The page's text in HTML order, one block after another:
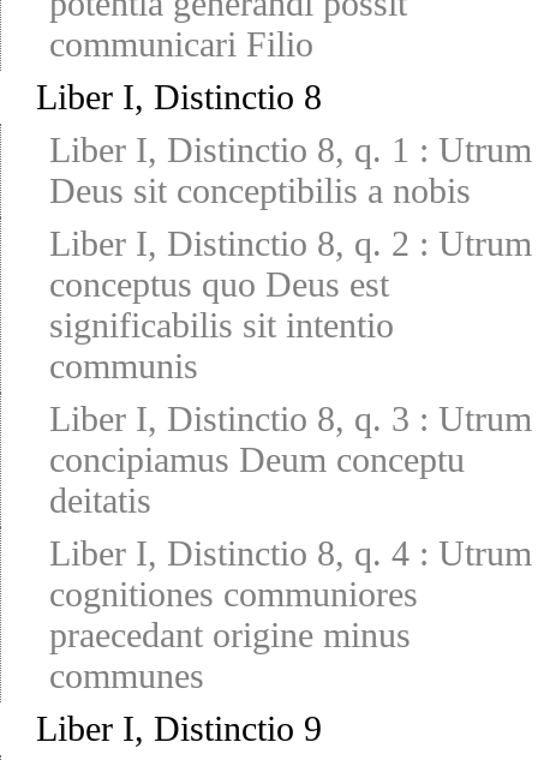
communicari Filio
Liber I, Distinctio 8
Liber I, Distinctio 8, q. 1 : Utrum
Deus sit conceptibilis a nobis
Liber I, Distinctio 8, q. 2 : Utrum
conceptus quo Deus est
significabilis sit intentio
communis
Liber I, Distinctio 8, q. 3 : Utrum
concipiamus Deum conceptu
deitatis
Liber I, Distinctio 8, q. 4 : Utrum
cognitiones communiores
praecedant origine minus
communes
Liber I, Distinctio 9